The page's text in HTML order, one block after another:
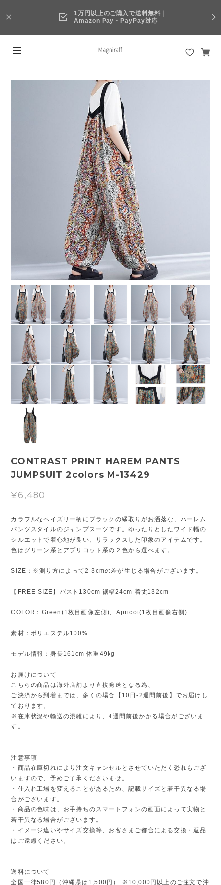
1万円以上のご購入で送料無料｜
Amazon Pay・PayPay対応
CONTRAST PRINT HAREM PANTS
JUMPSUIT 2colors M-13429
¥6,480
カラフルなペイズリー柄にブラックの縁取りがお洒落な、ハーレム
パンツスタイルのジャンプスーツです。ゆったりとしたワイド幅の
シルエットで着心地が良い、リラックスした印象のアイテムです。
色はグリーン系とアプリコット系の２色から選べます。
SIZE：※測り方によって2-3cmの差が生じる場合がございます。
【FREE SIZE】バスト130cm 裾幅24cm 着丈132cm
COLOR：Green(1枚目画像左側)、Apricot(1枚目画像右側)
素材：ポリエステル100%
モデル情報：身長161cm 体重49kg
お届けについて
こちらの商品は海外店舗より直接発送となる為、
ご決済から到着までは、多くの場合【10日-2週間前後】でお届けし
ております。
※在庫状況や輸送の混雑により、4週間前後かかる場合がございま
す。
注意事項
・商品在庫切れにより注文キャンセルとさせていただく恐れもござ
いますので、予めご了承くださいませ。
・仕入れ工場を変えることがあるため、記載サイズと若干異なる場
合がございます。
・商品の色味は、お手持ちのスマートフォンの画面によって実物と
若干異なる場合がございます。
・イメージ違いやサイズ交換等、お客さまご都合による交換・返品
はご遠慮ください。
送料について
全国一律580円（沖縄県は1,500円） ※10,000円以上のご注文で沖